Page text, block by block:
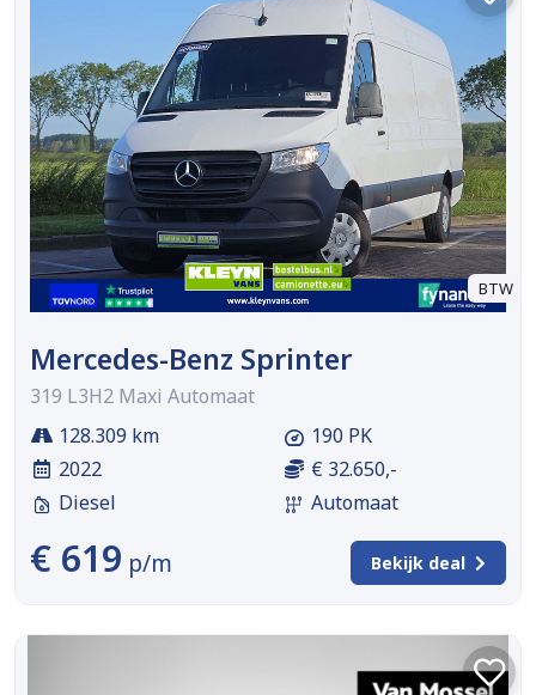
BTW
Mercedes-Benz Sprinter
319 L3H2 Maxi Automaat
128.309 km
2022
Diesel
190 PK
€ 32.650,-
Automaat
€ 619 p/m Bekijk deal